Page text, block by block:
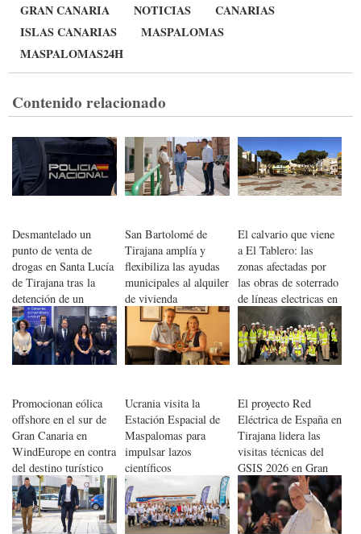
GRAN CANARIA
NOTICIAS
CANARIAS
ISLAS CANARIAS
MASPALOMAS
MASPALOMAS24H
Contenido relacionado
Desmantelado un
punto de venta de
drogas en Santa Lucía
de Tirajana tras la
detención de un
hombre de 55 años
San Bartolomé de
Tirajana amplía y
flexibiliza las ayudas
municipales al alquiler
de vivienda
El calvario que viene
a El Tablero: las
zonas afectadas por
las obras de soterrado
de líneas electricas en
sur de Gran Canaria
Promocionan eólica
offshore en el sur de
Gran Canaria en
WindEurope en contra
del destino turístico
Ucrania visita la
Estación Espacial de
Maspalomas para
impulsar lazos
científicos
El proyecto Red
Eléctrica de España en
Tirajana lidera las
visitas técnicas del
GSIS 2026 en Gran
Canaria